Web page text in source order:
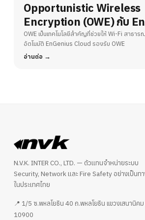
Opportunistic Wireless
Encryption (OWE) กับ
Cloud – ยกระดับความปลอ
สาธารณะ
OWE เป็นเทคโนโลยีสำคัญที่ช่วยให้ Wi-Fi สาธา
อัตโนมัติ EnGenius Cloud รองรับ OWE
อ่านต่อ
N.V.K. INTER CO., LTD. — ตัวแทนจำหน่ายระบบ
Security, Network และ Fire Safety อย่างเป็นท
ในประเทศไทย
📍 1/5 ซ.พหลโยธิน 40 ถ.พหลโยธิน แขวงเสนานิคม
10900